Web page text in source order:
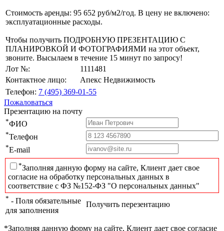
Стоимость аренды: 95 652 руб/м2/год. В цену не включено:
эксплуатационные расходы.
Чтобы получить ПОДРОБНУЮ ПРЕЗЕНТАЦИЮ С
ПЛАНИРОВКОЙ И ФОТОГРАФИЯМИ на этот объект,
звоните. Высылаем в течение 15 минут по запросу!
Лот №:
1111481
Контактное лицо:
Апекс Недвижимость
Телефон: 7 (495) 369-01-55
Пожаловаться
Презентацию на почту
*ФИО
*Телефон
*E-mail
*Заполняя данную форму на сайте, Клиент дает свое
согласие на обработку персональных данных в
соответствие с ФЗ №152-ФЗ "О персональных данных"
* - Поля обязательные
для заполнения
Получить перезентацию
*Заполняя данную форму на сайте, Клиент дает свое согласие